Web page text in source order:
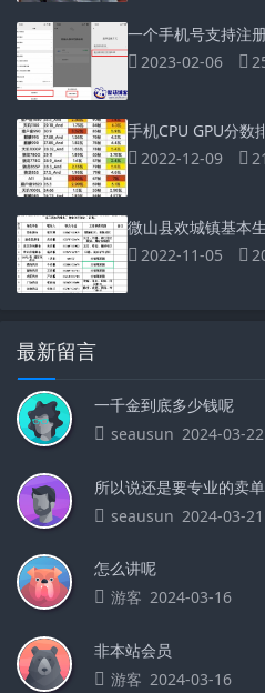
一个手机号支持注
2023-02-06
手机CPU GPU分
2022-12-09
微山县欢城镇基本
2022-11-05
最新留言
一千金到底多少钱呢
seausun 2024-03-22
所以说还是要专业的卖单
seausun 2024-03-21
怎么讲呢
游客 2024-03-16
非本站会员
游客 2024-03-16